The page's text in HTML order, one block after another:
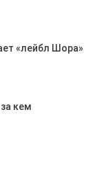
«лейбл Шора»
кем